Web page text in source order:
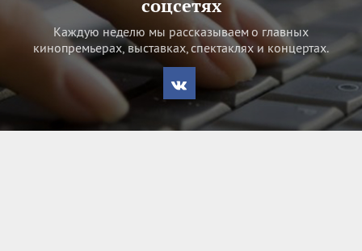
соцсетях
Каждую неделю мы рассказываем о главных
кинопремьерах, выставках, спектаклях и концертах.